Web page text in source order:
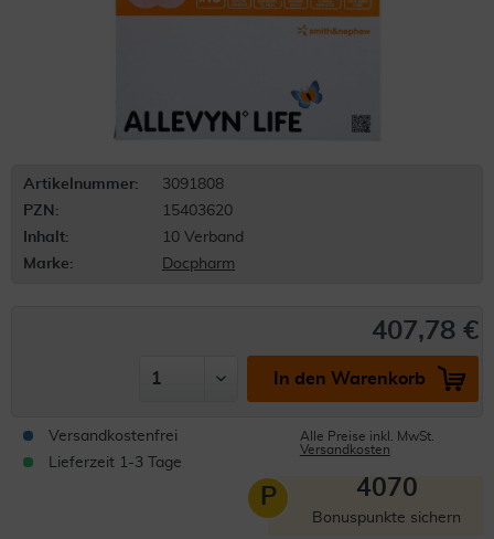
Artikelnummer:
3091808
PZN:
15403620
Inhalt:
10 Verband
Marke:
Docpharm
407,78 €
In den Warenkorb
Versandkostenfrei
Lieferzeit 1-3 Tage
Alle Preise inkl. MwSt.
Versandkosten
P 4070
Bonuspunkte sichern